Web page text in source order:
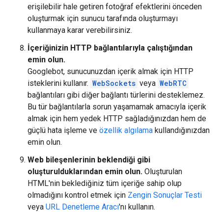
erişilebilir hale getiren fotoğraf efektlerini önceden
oluşturmak için sunucu tarafında oluşturmayı
kullanmaya karar verebilirsiniz.
İçeriğinizin HTTP bağlantılarıyla çalıştığından
emin olun.
Googlebot, sunucunuzdan içerik almak için HTTP
isteklerini kullanır. WebSockets veya WebRTC
bağlantıları gibi diğer bağlantı türlerini desteklemez.
Bu tür bağlantılarla sorun yaşamamak amacıyla içerik
almak için hem yedek HTTP sağladığınızdan hem de
güçlü hata işleme ve özellik algılama kullandığınızdan
emin olun.
Web bileşenlerinin beklendiği gibi
oluşturulduklarından emin olun. Oluşturulan
HTML'nin beklediğiniz tüm içeriğe sahip olup
olmadığını kontrol etmek için Zengin Sonuçlar Testi
veya URL Denetleme Aracı'nı kullanın.